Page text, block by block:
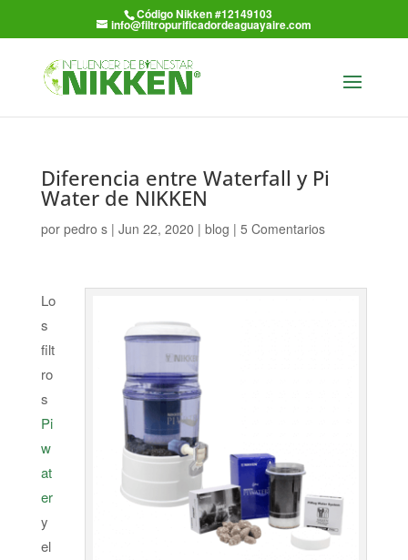
Código Nikken #12149103
info@filtropurificadordeaguayaire.com
Diferencia entre Waterfall y Pi
Water de NIKKEN
por pedro s| Jun 22, 2020 | blog | 5 Comentarios
Lo
s
filt
ro
s
Pi
w
at
er
y
el